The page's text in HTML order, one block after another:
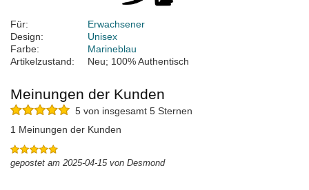
Für:
Erwachsener
Design:
Unisex
Farbe:
Marineblau
Artikelzustand:
Neu; 100% Authentisch
Meinungen der Kunden
5 von insgesamt 5 Sternen
1 Meinungen der Kunden
gepostet am 2025-04-15 von Desmond